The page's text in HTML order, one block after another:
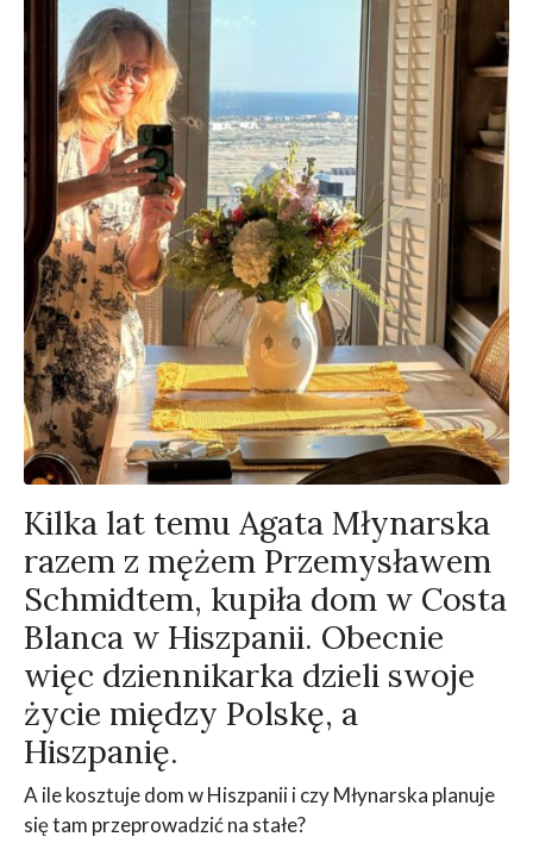
Kilka lat temu Agata Młynarska
razem z mężem Przemysławem
Schmidtem, kupiła dom w Costa
Blanca w Hiszpanii. Obecnie
więc dziennikarka dzieli swoje
życie między Polskę, a
Hiszpanię.
A ile kosztuje dom w Hiszpanii i czy Młynarska planuje
się tam przeprowadzić na stałe?